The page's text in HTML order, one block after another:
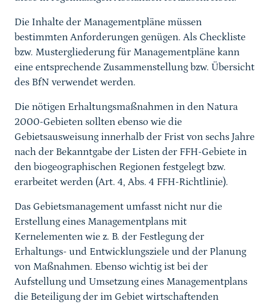
Die Inhalte der Managementpläne müssen
bestimmten Anforderungen genügen. Als Checkliste
bzw. Mustergliederung für Managementpläne kann
eine entsprechende Zusammenstellung bzw. Übersicht
des BfN verwendet werden.
Die nötigen Erhaltungsmaßnahmen in den Natura
2000-Gebieten sollten ebenso wie die
Gebietsausweisung innerhalb der Frist von sechs Jahre
nach der Bekanntgabe der Listen der FFH-Gebiete in
den biogeographischen Regionen festgelegt bzw.
erarbeitet werden (Art. 4, Abs. 4 FFH-Richtlinie).
Das Gebietsmanagement umfasst nicht nur die
Erstellung eines Managementplans mit
Kernelementen wie z. B. der Festlegung der
Erhaltungs- und Entwicklungsziele und der Planung
von Maßnahmen. Ebenso wichtig ist bei der
Aufstellung und Umsetzung eines Managementplans
die Beteiligung der im Gebiet wirtschaftenden